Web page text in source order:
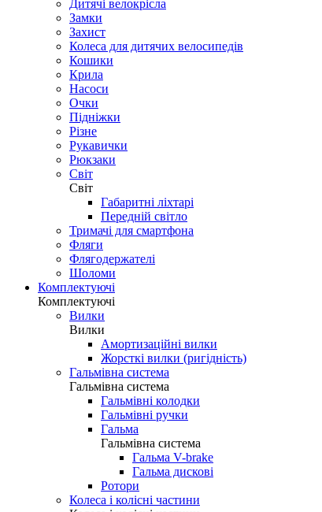
Дитячі велокрісла
Замки
Захист
Колеса для дитячих велосипедів
Кошики
Крила
Насоси
Очки
Підніжки
Різне
Рукавички
Рюкзаки
Світ
Світ
Габаритні ліхтарі
Передній світло
Тримачі для смартфона
Фляги
Флягодержателі
Шоломи
Комплектуючі
Комплектуючі
Вилки
Вилки
Амортизаційні вилки
Жорсткі вилки (ригідність)
Гальмівна система
Гальмівна система
Гальмівні колодки
Гальмівні ручки
Гальма
Гальмівна система
Гальма V-brake
Гальма дискові
Ротори
Колеса і колісні частини